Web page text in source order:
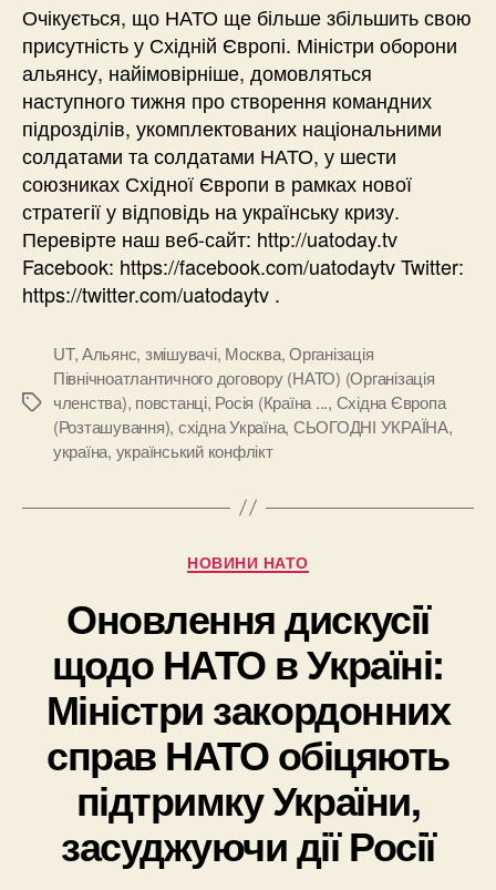
Очікується, що НАТО ще більше збільшить свою
присутність у Східній Європі. Міністри оборони
альянсу, найімовірніше, домовляться
наступного тижня про створення командних
підрозділів, укомплектованих національними
солдатами та солдатами НАТО, у шести
союзниках Східної Європи в рамках нової
стратегії у відповідь на українську кризу.
Перевірте наш веб-сайт: http://uatoday.tv
Facebook: https://facebook.com/uatodaytv Twitter:
https://twitter.com/uatodaytv .
Позначки
UT,Альянс, змішувачі, Москва,Організація
Північноатлантичного договору (НАТО) (Організація
членства), повстанці, Росія (Країна ..., Східна Європа
(Розташування), східна Україна, СЬОГОДНІ УКРАЇНА,
україна, український конфлікт
Категорії
НОВИНИ НАТО
Оновлення дискусії
щодо НАТО в Україні:
Міністри закордонних
справ НАТО обіцяють
підтримку України,
засуджуючи дії Росії